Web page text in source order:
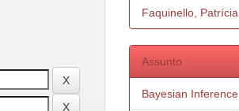
Faquinello, Patrícia
Assunto
Bayesian Inference